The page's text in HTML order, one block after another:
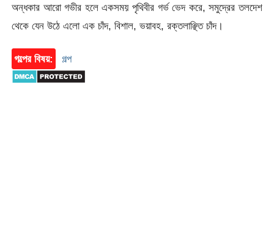
অন্ধকার আরো গভীর হলে একসময় পৃথিবীর গর্ভ ভেদ করে, সমুদ্রের তলদেশ
থেকে যেন উঠে এলো এক চাঁদ, বিশাল, ভয়াবহ, রক্তলাঞ্ছিত চাঁদ।
গল্পের বিষয়: গল্প